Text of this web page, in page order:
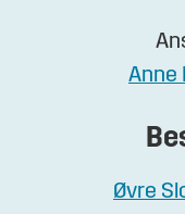
Anne
Øvre